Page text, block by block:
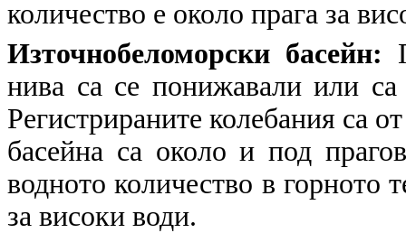
количество е около прага за
Източнобеломорски басейн:
нива са се понижавали или
Регистрираните колебания са
басейна са около и под
водното количество в горното
за високи води.